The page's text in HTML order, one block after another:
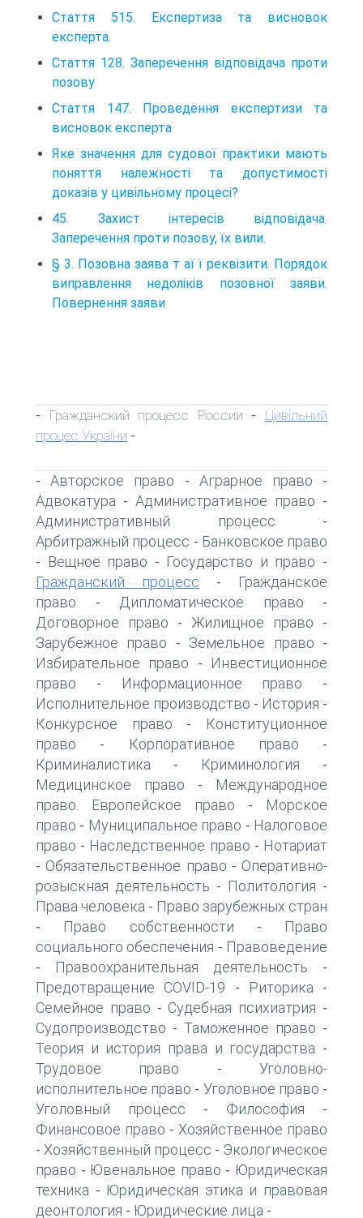
Стаття 515. Експертиза та висновок
експерта.
Стаття 128. Заперечення відповідача проти
позову
Стаття 147. Проведення експертизи та
висновок експерта
Яке значення для судової практики мають
поняття належності та допустимості
доказів у цивільному процесі?
45. Захист інтересів відповідача.
Заперечення проти позову, їх вили.
§ 3. Позовна заява т аї ї реквізити. Порядок
виправлення недоліків позовної заяви.
Повернення заяви
- Гражданский процесс России - Цивільний
процес України -
-Авторское право - Аграрное право -
Адвокатура - Административное право -
Административный процесс -
Арбитражный процесс - Банковское право
- Вещное право - Государство и право -
Гражданский процесс -
Гражданское
право - Дипломатическое право -
Договорное право - Жилищное право -
Зарубежное право - Земельное право -
Избирательное право -
Инвестиционное
право - Информационное право -
Исполнительное производство - История -
Конкурсное право -
Конституционное
право - Корпоративное право -
Криминалистика - Криминология -
Медицинское право -
Международное
право. Европейское право -
Морское
право - Муниципальное право - Налоговое
право - Наследственное право - Нотариат
- Обязательственное право - Оперативно-
розыскная деятельность - Политология -
Права человека - Право зарубежных стран
- Право собственности -
Право
социального обеспечения - Правоведение
- Правоохранительная деятельность -
Предотвращение COVID-19 - Риторика -
Семейное право - Судебная психиатрия -
Судопроизводство - Таможенное право -
Теория и история права и государства -
Трудовое право -Уголовно-
исполнительное право - Уголовное право -
Уголовный процесс - Философия -
Финансовое право - Хозяйственное право
- Хозяйственный процесс - Экологическое
право - Ювенальное право - Юридическая
техника - Юридическая этика и правовая
деонтология - Юридические лица -